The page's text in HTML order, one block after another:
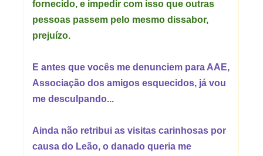
fornecido, e impedir com isso que outras
pessoas passem pelo mesmo dissabor,
prejuízo.
E antes que vocês me denunciem para AAE,
Associação dos amigos esquecidos, já vou
me desculpando...
Ainda não retribui as visitas carinhosas por
causa do Leão, o danado queria me